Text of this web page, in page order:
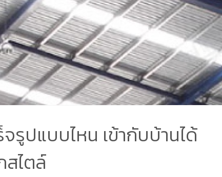
รูปแบบไหน เข้ากับบ้านได้
สไตล์